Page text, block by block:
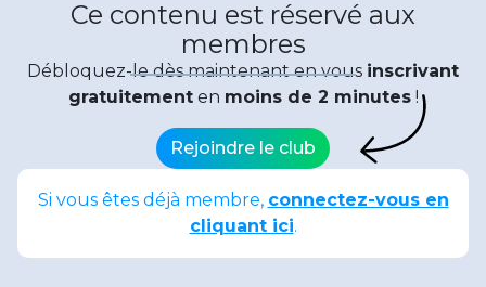
Ce contenu est réservé aux
membres
Débloquez-le dès maintenant en vous inscrivant
gratuitementen moins de 2 minutes!
Rejoindre le club
Si vous êtes déjà membre, connectez-vous en
cliquant ici.